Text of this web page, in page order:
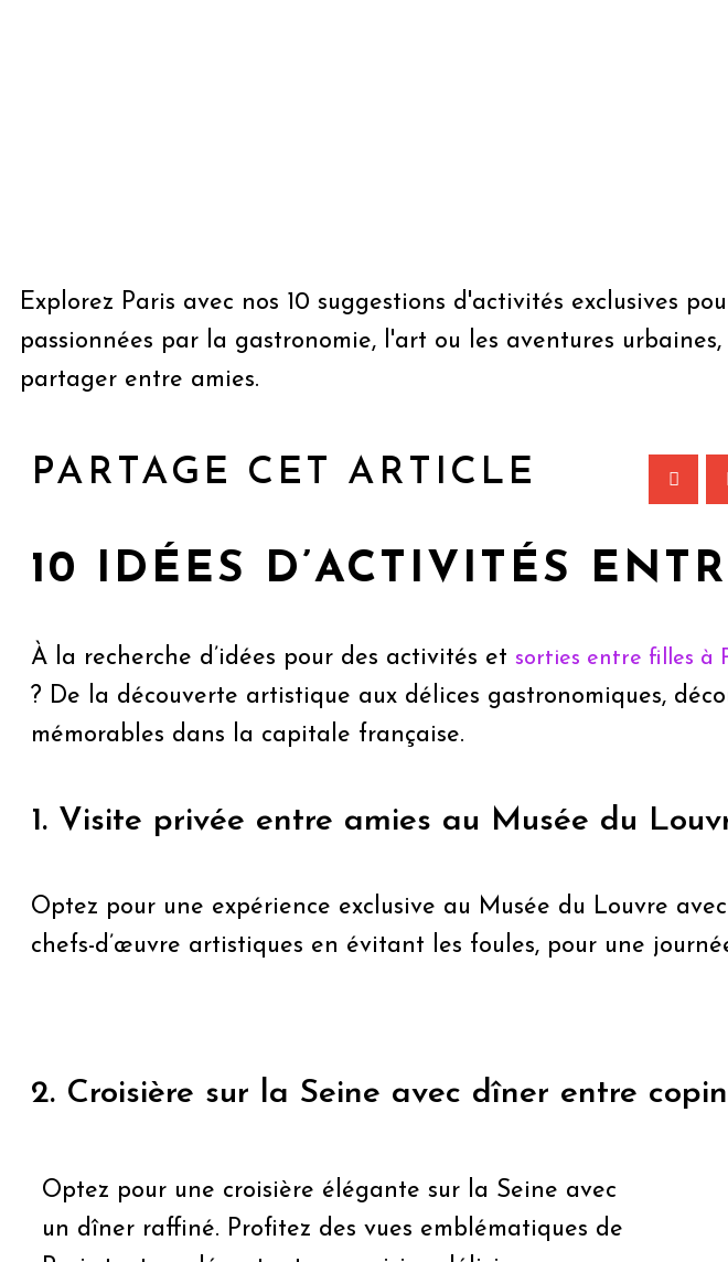
Explorez Paris avec nos 10 suggestions d'activités exclusives
passionnées par la gastronomie, l'art ou les aventures
partager entre amies.
PARTAGE CET ARTICLE
10 IDÉES D’ACTIVITÉS
À la recherche d’idées pour des activités et sorties entre filles à
? De la découverte artistique aux délices gastronomiques,
mémorables dans la capitale française.
1. Visite privée entre amies au Musée du
Optez pour une expérience exclusive au Musée du Louvre
chefs-d’œuvre artistiques en évitant les foules, pour une
2. Croisière sur la Seine avec dîner entre
Optez pour une croisière élégante sur la Seine avec
un dîner raffiné. Profitez des vues emblématiques de